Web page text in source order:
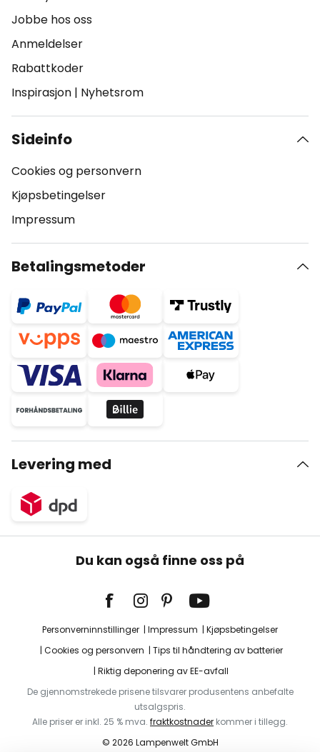
Jobbe hos oss
Anmeldelser
Rabattkoder
Inspirasjon | Nyhetsrom
Sideinfo
Cookies og personvern
Kjøpsbetingelser
Impressum
Betalingsmetoder
Levering med
Du kan også finne oss på
Personverninnstillinger Impressum
Kjøpsbetingelser
Cookies og personvern
Tips til håndtering av batterier
Riktig deponering av EE-avfall
De gjennomstrekede prisene tilsvarer produsentens anbefalte
utsalgspris.
Alle priser er inkl. 25 % mva. fraktkostnader kommer i tillegg.
© 2026 Lampenwelt GmbH